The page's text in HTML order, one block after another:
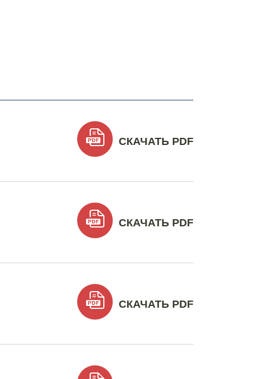
СКАЧАТЬ PDF
СКАЧАТЬ PDF
СКАЧАТЬ PDF